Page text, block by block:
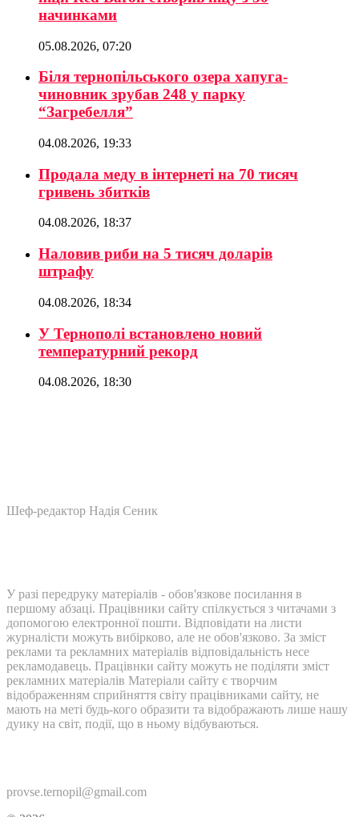
начинками
05.08.2026, 07:20
Біля тернопільського озера хапуга-
чиновник зрубав 248 у парку
“Загребелля”
04.08.2026, 19:33
Продала меду в інтернеті на 70 тисяч
гривень збитків
04.08.2026, 18:37
Наловив риби на 5 тисяч доларів
штрафу
04.08.2026, 18:34
У Тернополі встановлено новий
температурний рекорд
04.08.2026, 18:30
Шеф-редактор Надія Сеник
У разі передруку матеріалів - обов'язкове посилання в
першому абзаці. Працівники сайту спілкується з читачами з
допомогою електронної пошти. Відповідати на листи
журналісти можуть вибірково, але не обов'язково. За зміст
реклами та рекламних матеріалів відповідальність несе
рекламодавець. Працівнки сайту можуть не поділяти зміст
рекламних матеріалів Матеріали сайту є творчим
відображенням сприйняття світу працівниками сайту, не
мають на меті будь-кого образити та відображають лише нашу
дуику на світ, події, що в ньому відбуваються.
provse.ternopil@gmail.com